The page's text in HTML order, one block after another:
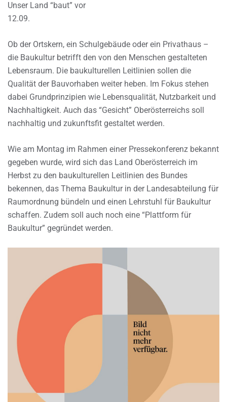
Unser Land “baut” vor
12.09.
Ob der Ortskern, ein Schulgebäude oder ein Privathaus –
die Baukultur betrifft den von den Menschen gestalteten
Lebensraum. Die baukulturellen Leitlinien sollen die
Qualität der Bauvorhaben weiter heben. Im Fokus stehen
dabei Grundprinzipien wie Lebensqualität, Nutzbarkeit und
Nachhaltigkeit. Auch das “Gesicht” Oberösterreichs soll
nachhaltig und zukunftsfit gestaltet werden.
Wie am Montag im Rahmen einer Pressekonferenz bekannt
gegeben wurde, wird sich das Land Oberösterreich im
Herbst zu den baukulturellen Leitlinien des Bundes
bekennen, das Thema Baukultur in der Landesabteilung für
Raumordnung bündeln und einen Lehrstuhl für Baukultur
schaffen. Zudem soll auch noch eine “Plattform für
Baukultur” gegründet werden.